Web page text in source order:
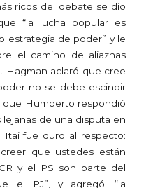
ricos del debate se dio
“la lucha popular es
estrategia de poder” y le
el camino de aliaznas
Hagman aclaró que cree
no se debe escindir
que Humberto respondió
de una disputa en
Itai fue duro al respecto:
que ustedes están
y el PS son parte del
el PJ”, y agregó: “la